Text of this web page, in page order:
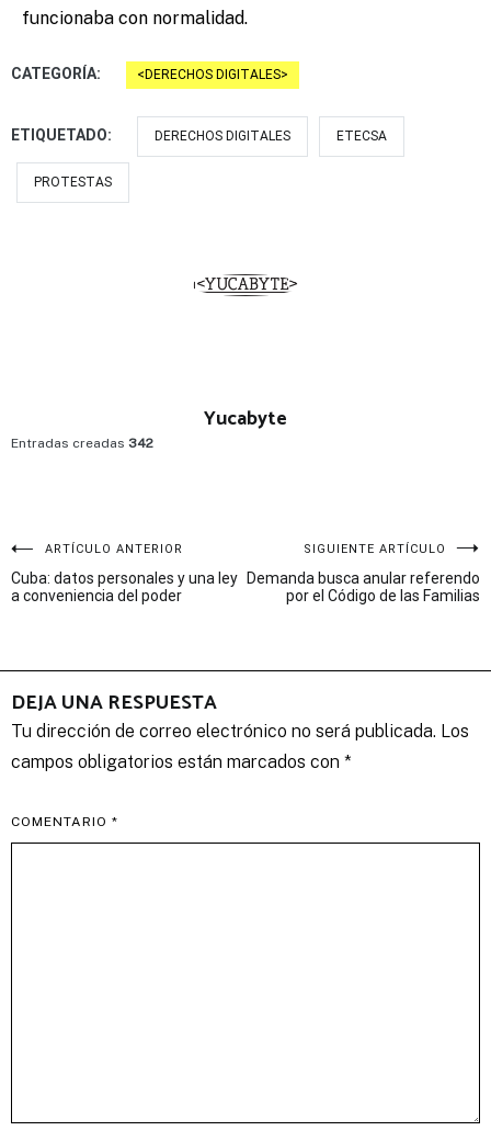
funcionaba con normalidad.
CATEGORÍA: DERECHOS DIGITALES
ETIQUETADO: DERECHOS DIGITALES ETECSA
PROTESTAS
Yucabyte
Entradas creadas 342
Navegación
de
ARTÍCULO ANTERIOR
Cuba: datos personales y una ley
a conveniencia del poder
SIGUIENTE ARTÍCULO
Demanda busca anular referendo
por el Código de las Familias
DEJA UNA RESPUESTA
Tu dirección de correo electrónico no será publicada. Los
campos obligatorios están marcados con *
COMENTARIO *